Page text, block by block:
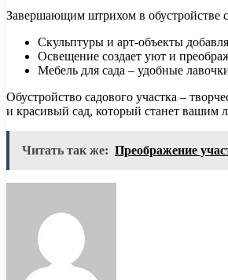
Завершающим штрихом в обустройстве
Скульптуры и арт-объекты
Освещение создает уют и
Мебель для сада – удобные
Обустройство садового участка –
и красивый сад, который станет
Читать так же: Преображение